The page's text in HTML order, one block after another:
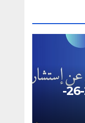
إستشارة رقم 25-26-